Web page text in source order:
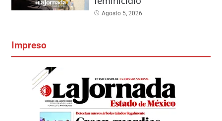
Agosto 5, 2026
Impreso